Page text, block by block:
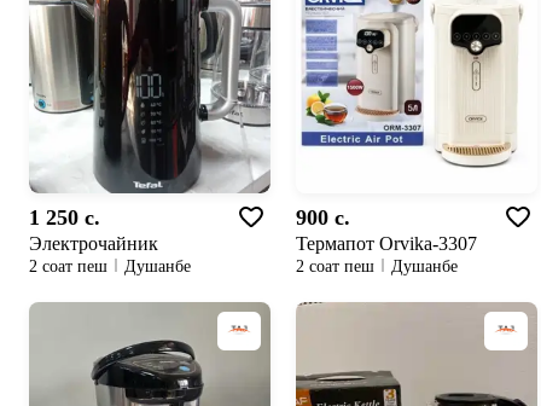
1 250 c.
Электрочайник
2 соат пеш Душанбе
900 c.
Термапот Orvika-3307
2 соат пеш Душанбе